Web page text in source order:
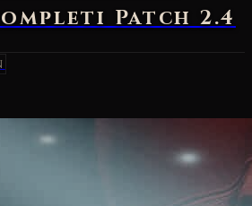
Patch 2.4